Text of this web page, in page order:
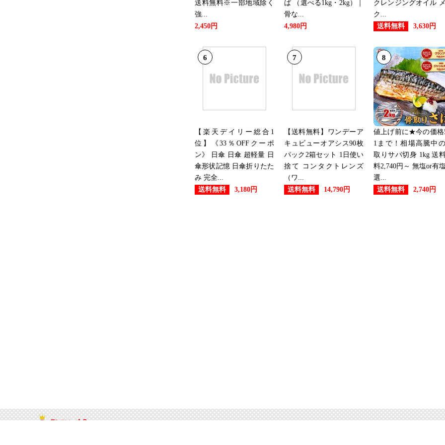
送料無料※一部地域除く
強...
2,450円
ば （選べる1kg・2kg）｜
骨な...
4,980円
クレンジングオイル
ク...
送料無料
3,630円
6
【楽天デイリー総合1
位】《33％OFFクーポ
ン》 日傘 日傘 超軽量 日
傘形状記憶 日傘折りたた
み 完全...
送料無料
3,180円
7
【送料無料】ワンデーア
キュビューオアシス90枚
パック2箱セット 1日使い
捨て コンタクトレンズ
（ワ...
送料無料
14,790円
8
値上げ前に★今の価格
1まで！相場高騰中
取りサバ切身 1kg 送
料2,740円～ 無塩or有
選...
送料無料
2,740円